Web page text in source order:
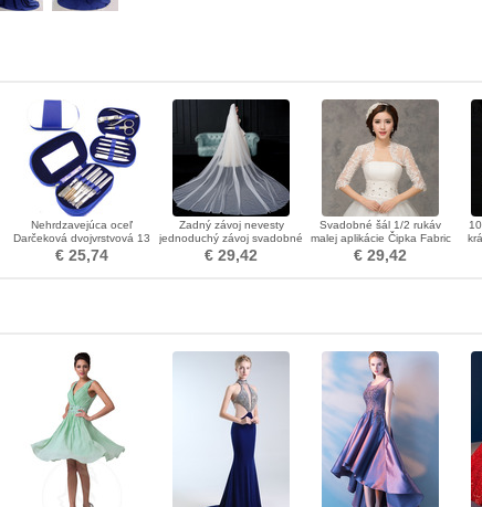
Nehrdzavejúca oceľ
Darčeková dvojvrstvová 13
kusov PU kožená puzdro
na nechty
€ 25,74
Zadný závoj nevesty
jednoduchý závoj svadobné
fotografie svadobný
doplnok s dlhým závojom
€ 29,42
Svadobné šál 1/2 rukáv
malej aplikácie Čipka Fabric
€ 29,42